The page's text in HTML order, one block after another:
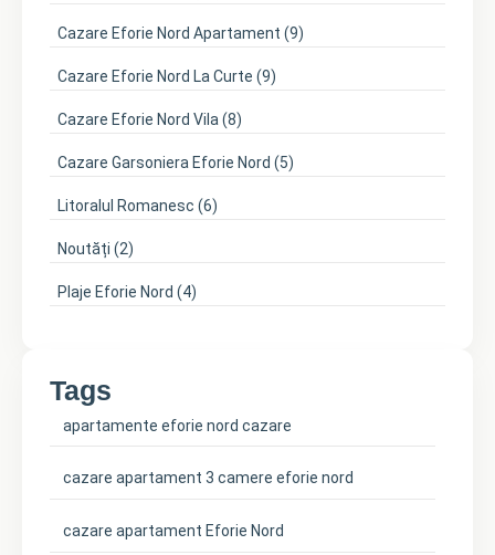
Cazare Eforie Nord Apartament (9)
Cazare Eforie Nord La Curte (9)
Cazare Eforie Nord Vila (8)
Cazare Garsoniera Eforie Nord (5)
Litoralul Romanesc (6)
Noutăți (2)
Plaje Eforie Nord (4)
Tags
apartamente eforie nord cazare
cazare apartament 3 camere eforie nord
cazare apartament Eforie Nord